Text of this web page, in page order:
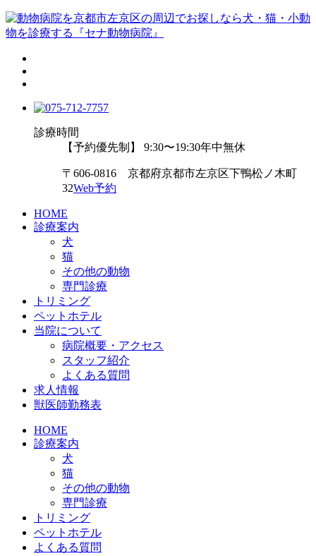
診療時間
【予約優先制】 9:30〜19:30年中無休
〒606-0816 京都府京都市左京区下鴨松ノ木町
32Web予約
HOME
診療案内
犬
猫
その他の動物
専門診療
トリミング
ペットホテル
当院について
病院概要・アクセス
スタッフ紹介
よくある質問
求人情報
獣医師勤務表
HOME
診療案内
犬
猫
その他の動物
専門診療
トリミング
ペットホテル
よくある質問